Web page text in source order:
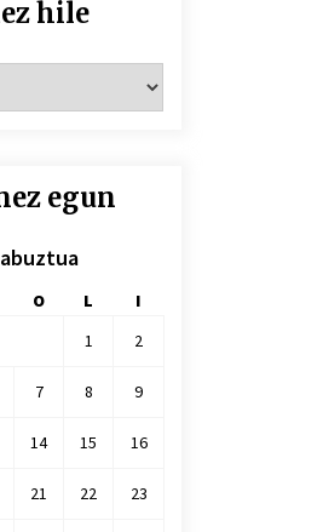
hile
egun
O L
I
1
2
7 8 9
14 15 16
21 22 23